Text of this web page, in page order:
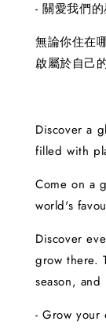
- 關愛我們
無論你住在
啟屬於自己
Discover a
filled with
Come on a
world's
Discover
grow there.
season,
- Grow your